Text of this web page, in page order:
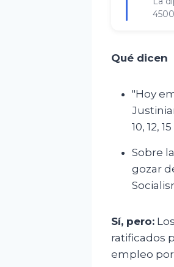
Qué dicen
"Hoy
10, 12,
Sobre
gozar
Sí, pero:
ratificados
empleo por